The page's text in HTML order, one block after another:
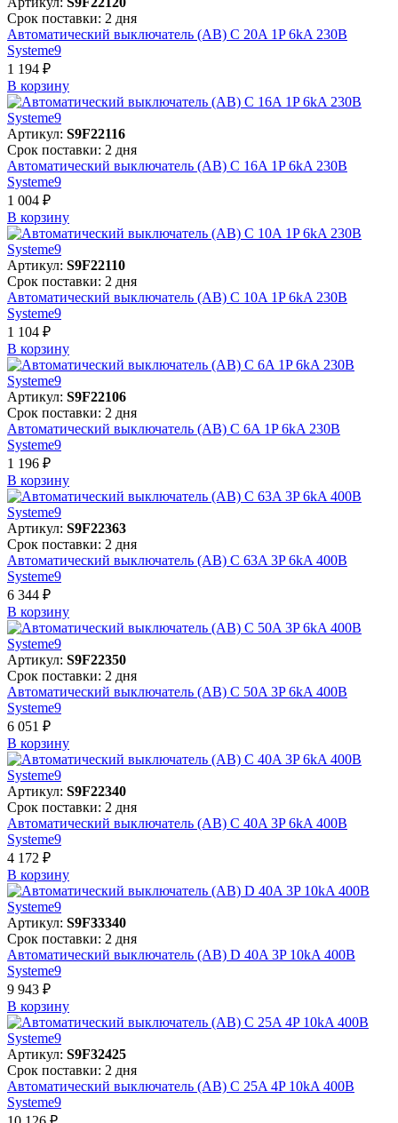
Срок поставки: 2 дня
Автоматический выключатель (АВ) C 20A 1P 6kA 230В
Systeme9
1 194 ₽
В корзинy
Артикул: S9F22116
Срок поставки: 2 дня
Автоматический выключатель (АВ) C 16A 1P 6kA 230В
Systeme9
1 004 ₽
В корзинy
Артикул: S9F22110
Срок поставки: 2 дня
Автоматический выключатель (АВ) C 10A 1P 6kA 230В
Systeme9
1 104 ₽
В корзинy
Артикул: S9F22106
Срок поставки: 2 дня
Автоматический выключатель (АВ) C 6A 1P 6kA 230В
Systeme9
1 196 ₽
В корзинy
Артикул: S9F22363
Срок поставки: 2 дня
Автоматический выключатель (АВ) C 63A 3P 6kA 400В
Systeme9
6 344 ₽
В корзинy
Артикул: S9F22350
Срок поставки: 2 дня
Автоматический выключатель (АВ) C 50A 3P 6kA 400В
Systeme9
6 051 ₽
В корзинy
Артикул: S9F22340
Срок поставки: 2 дня
Автоматический выключатель (АВ) C 40A 3P 6kA 400В
Systeme9
4 172 ₽
В корзинy
Артикул: S9F33340
Срок поставки: 2 дня
Автоматический выключатель (АВ) D 40A 3P 10kA 400В
Systeme9
9 943 ₽
В корзинy
Артикул: S9F32425
Срок поставки: 2 дня
Автоматический выключатель (АВ) C 25A 4P 10kA 400В
Systeme9